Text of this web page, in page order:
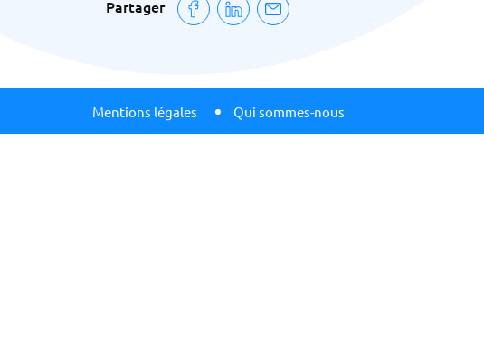
Partager
Mentions légales Qui sommes-nous